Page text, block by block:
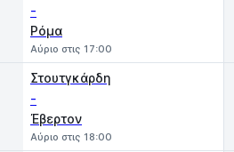
-
Ρόμα
Αύριο στις 17:00
Στουτγκάρδη
-
Έβερτον
Αύριο στις 18:00